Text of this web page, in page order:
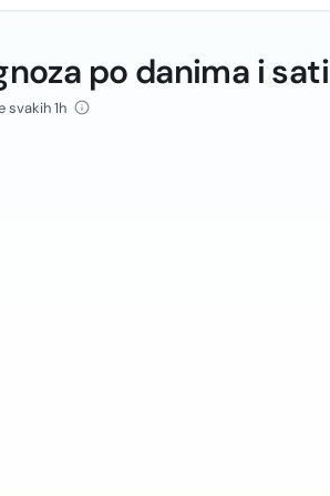
po danima i
svakih 1h